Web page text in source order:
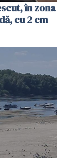
în zona
cu 2 cm